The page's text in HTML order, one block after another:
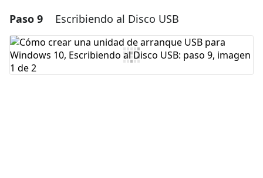
Agregar un comentario
Agregar Comentario
Paso 9 Escribiendo al Disco USB